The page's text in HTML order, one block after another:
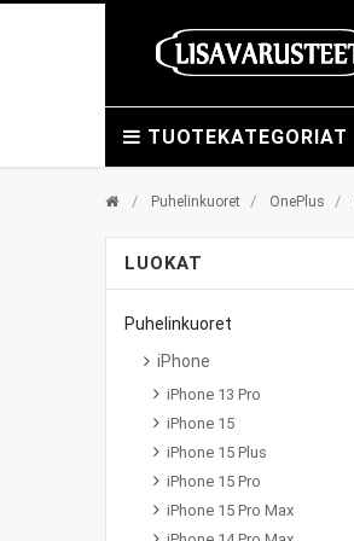
TUOTEKATEGORIAT
/ Puhelinkuoret / OnePlus /
LUOKAT
Puhelinkuoret
iPhone
iPhone 13 Pro
iPhone 15
iPhone 15 Plus
iPhone 15 Pro
iPhone 15 Pro Max